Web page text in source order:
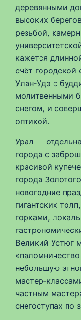
деревянными
высоких
резьбой,
кажется
счёт
Улан‑Удэ с
молитвенными
снегом, и
оптикой.
Урал —
города с
красивой
города
новогодние
гигантских
горками,
Великий Устюг
небольшую
частным
снегоступах по